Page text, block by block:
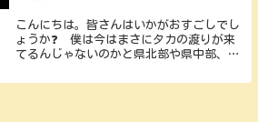
こんにちは。皆さんはいかがおすごしでし
ょうか❓ 僕は今はまさにタカの渡りが来
てるんじゃないのかと県北部や県中部、県
を見境なく走り回っている感じです(;´∀